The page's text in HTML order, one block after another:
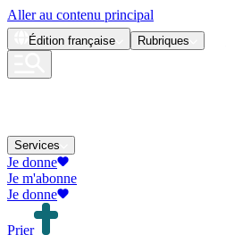
Aller au contenu principal
Édition française Rubriques
Services
Je donne
Je m'abonne
Je donne
Prier